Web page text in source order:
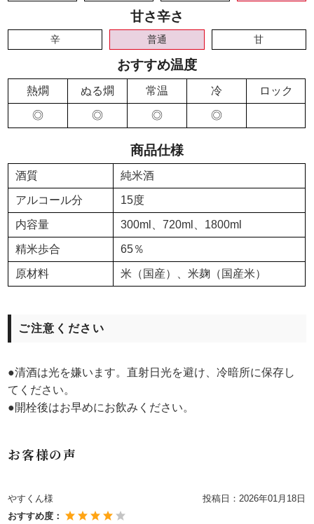
甘さ辛さ
辛 普通 甘
おすすめ温度
熱燗 ぬる燗 常温 冷 ロック
◎ ◎ ◎ ◎
商品仕様
酒質 純米酒
アルコール分 15度
内容量 300ml、720ml、1800ml
精米歩合 65％
原材料 米（国産）、米麹（国産米）
ご注意ください
●清酒は光を嫌います。直射日光を避け、冷暗所に保存し
てください。
●開栓後はお早めにお飲みください。
お客様の声
やすくん様 投稿日： 2026年01月18日
おすすめ度：